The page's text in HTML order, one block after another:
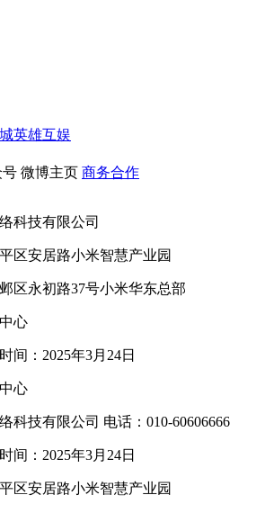
英雄互娱
号 微博主页 商务合作
科技有限公司
区安居路小米智慧产业园
区永初路37号小米华东总部
心
间：2025年3月24日
心
科技有限公司 电话：010-60606666
间：2025年3月24日
区安居路小米智慧产业园